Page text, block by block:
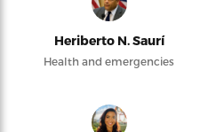
Heriberto N. Saurí
Health and emergencies